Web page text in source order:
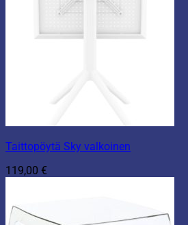
Taittopöytä Sky valkoinen
119,00 €